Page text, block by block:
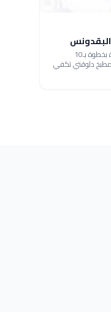
طريقة عمل مكرونة بالطماطم و الجبن و البقدونس خطوة بخطوة بـ10
من مطبخ دلوقتي تكفي